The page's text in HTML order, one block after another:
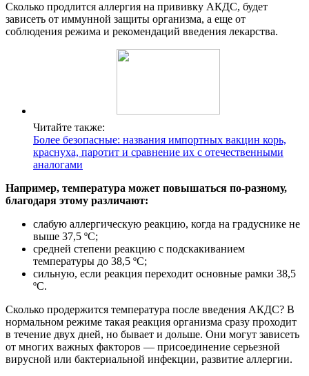
Сколько продлится аллергия на прививку АКДС, будет
зависеть от иммунной защиты организма, а еще от
соблюдения режима и рекомендаций введения лекарства.
Читайте также:
Более безопасные: названия импортных вакцин корь,
краснуха, паротит и сравнение их с отечественными
аналогами
Например, температура может повышаться по-разному,
благодаря этому различают:
слабую аллергическую реакцию, когда на градуснике не
выше 37,5 ºC;
средней степени реакцию с подскакиванием
температуры до 38,5 ºC;
сильную, если реакция переходит основные рамки 38,5
ºC.
Сколько продержится температура после введения АКДС? В
нормальном режиме такая реакция организма сразу проходит
в течение двух дней, но бывает и дольше. Они могут зависеть
от многих важных факторов — присоединение серьезной
вирусной или бактериальной инфекции, развитие аллергии.